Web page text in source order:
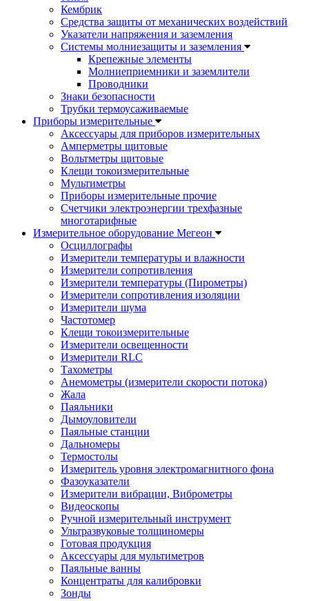
Кембрик
Средства защиты от механических воздействий
Указатели напряжения и заземления
Системы молниезащиты и заземления
Крепежные элементы
Молниеприемники и заземлители
Проводники
Знаки безопасности
Трубки термоусаживаемые
Приборы измерительные
Аксессуары для приборов измерительных
Амперметры щитовые
Вольтметры щитовые
Клещи токоизмерительные
Мультиметры
Приборы измерительные прочие
Счетчики электроэнергии трехфазные
многотарифные
Измерительное оборудование Мегеон
Осциллографы
Измерители температуры и влажности
Измерители сопротивления
Измерители температуры (Пирометры)
Измерители сопротивления изоляции
Измерители шума
Частотомер
Клещи токоизмерительные
Измерители освещенности
Измерители RLC
Тахометры
Анемометры (измерители скорости потока)
Жала
Паяльники
Дымоуловители
Паяльные станции
Дальномеры
Термостолы
Измеритель уровня электромагнитного фона
Фазоуказатели
Измерители вибрации, Виброметры
Видеоскопы
Ручной измерительный инструмент
Ультразвуковые толщиномеры
Готовая продукция
Аксессуары для мультиметров
Паяльные ванны
Концентраты для калибровки
Зонды